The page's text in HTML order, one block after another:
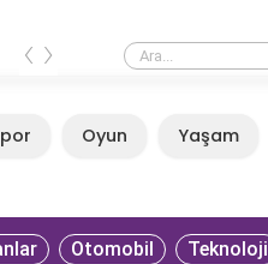
Patlıcan neden gaz yapar?
‹ ›
Oyun Yaşam
Otomobil Teknoloji